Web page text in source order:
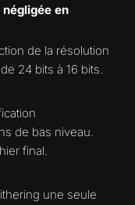
en
de la résolution
24 bits à 16 bits.
de bas niveau.
final.
une seule